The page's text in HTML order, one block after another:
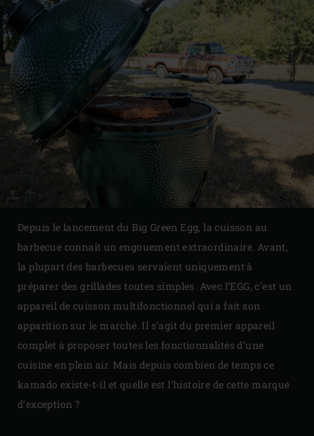
Depuis le lancement du Big Green Egg, la cuisson au
barbecue connaît un engouement extraordinaire. Avant,
la plupart des barbecues servaient uniquement à
préparer des grillades toutes simples. Avec l’EGG, c’est un
appareil de cuisson multifonctionnel qui a fait son
apparition sur le marché. Il s’agit du premier appareil
complet à proposer toutes les fonctionnalités d’une
cuisine en plein air. Mais depuis combien de temps ce
kamado existe-t-il et quelle est l’histoire de cette marque
d’exception ?